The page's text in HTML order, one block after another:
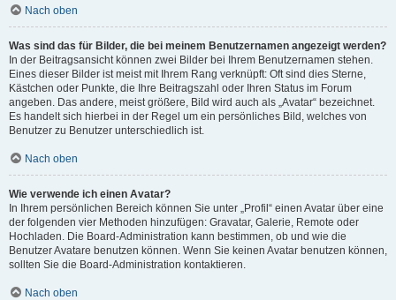
Nach oben
Was sind das für Bilder, die bei meinem Benutzernamen angezeigt werden?
In der Beitragsansicht können zwei Bilder bei Ihrem Benutzernamen stehen.
Eines dieser Bilder ist meist mit Ihrem Rang verknüpft: Oft sind dies Sterne,
Kästchen oder Punkte, die Ihre Beitragszahl oder Ihren Status im Forum
angeben. Das andere, meist größere, Bild wird auch als „Avatar“ bezeichnet.
Es handelt sich hierbei in der Regel um ein persönliches Bild, welches von
Benutzer zu Benutzer unterschiedlich ist.
Nach oben
Wie verwende ich einen Avatar?
In Ihrem persönlichen Bereich können Sie unter „Profil“ einen Avatar über eine
der folgenden vier Methoden hinzufügen: Gravatar, Galerie, Remote oder
Hochladen. Die Board-Administration kann bestimmen, ob und wie die
Benutzer Avatare benutzen können. Wenn Sie keinen Avatar benutzen können,
sollten Sie die Board-Administration kontaktieren.
Nach oben